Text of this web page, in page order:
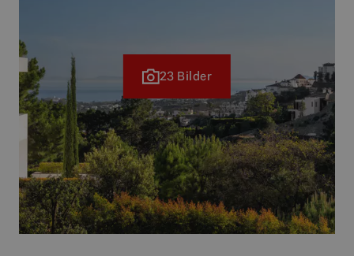
23 Bilder